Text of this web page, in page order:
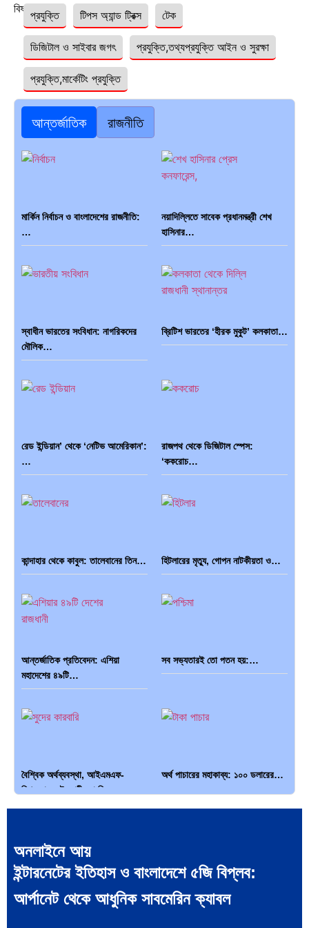
বিষয়ঃ প্রযুক্তি টিপস অ্যান্ড ট্রিক্স টেক
ডিজিটাল ও সাইবার জগৎ প্রযুক্তি,তথ্যপ্রযুক্তি আইন ও সুরক্ষা
প্রযুক্তি,মার্কেটিং প্রযুক্তি
আন্তর্জাতিক রাজনীতি
মার্কিন নির্বাচন ও বাংলাদেশের রাজনীতি:
…
নয়াদিল্লিতে সাবেক প্রধানমন্ত্রী শেখ
হাসিনার…
স্বাধীন ভারতের সংবিধান: নাগরিকদের
মৌলিক…
ব্রিটিশ ভারতের ‘হীরক মুকুট’ কলকাতা…
রেড ইন্ডিয়ান’ থেকে ‘নেটিভ আমেরিকান’:
…
রাজপথ থেকে ডিজিটাল স্পেস:
‘ককরোচ…
কান্দাহার থেকে কাবুল: তালেবানের তিন… হিটলারের মৃত্যু, গোপন নাটকীয়তা ও…
আন্তর্জাতিক প্রতিবেদন: এশিয়া
মহাদেশের ৪৯টি…
সব সভ্যতারই তো পতন হয়:…
বৈশ্বিক অর্থব্যবস্থা, আইএমএফ-
বিশ্বব্যাংক, ইসলামী ব্যাংকিং…
অর্থ পাচারের মহাকাব্য: ১০০ ডলারের…
দক্ষিণ এশিয়ায় ‘জেন-জি’ বিপ্লব:
বাংলাদেশ,…
বিশেষ ইন-ডেপ্থ রিপোর্ট: ক্রীড়া
উৎসবে…
অনলাইনে আয়
ইন্টারনেটের ইতিহাস ও বাংলাদেশে ৫জি বিপ্লব:
আর্পানেট থেকে আধুনিক সাবমেরিন ক্যাবল